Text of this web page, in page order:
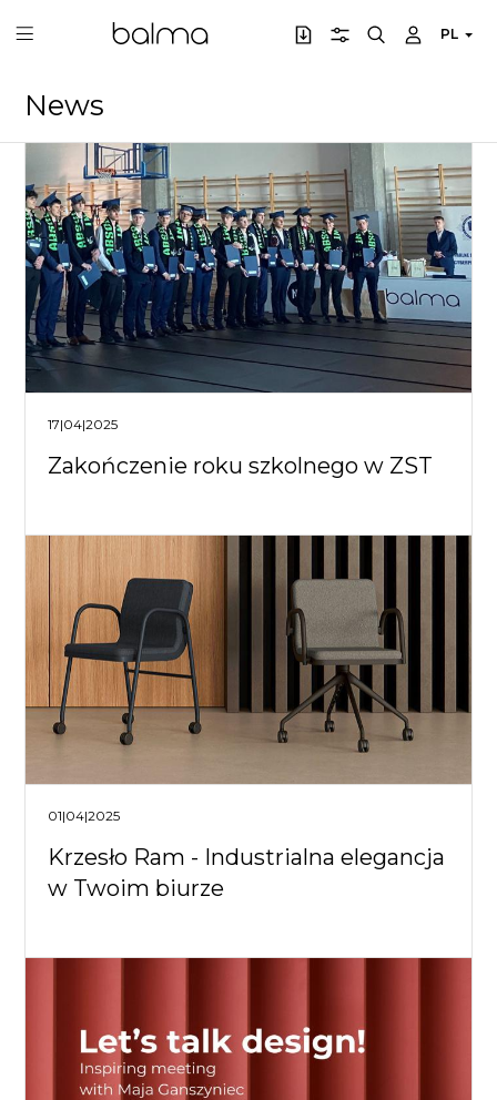
PL
News
17|04|2025
Zakończenie roku szkolnego w ZST
01|04|2025
Krzesło Ram - Industrialna elegancja
w Twoim biurze